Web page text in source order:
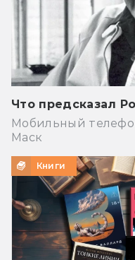
Что предсказал
Мобильный
Маск
Книги